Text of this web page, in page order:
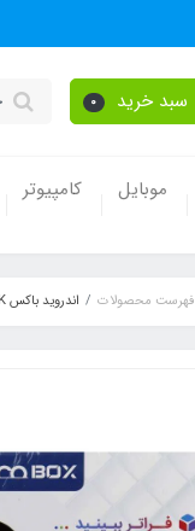
سبد خرید 0
موبایل کامپیوتر
فهرست محصولات اندروید باکس TSCO TAB 100 Plus 6K + ریموت کنترل